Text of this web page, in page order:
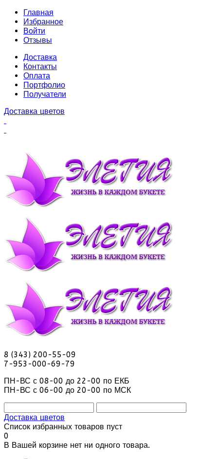
Главная
Избранное
Войти
Отзывы
Доставка
Контакты
Оплата
Портфолио
Получатели
Доставка цветов
8 (343) 200-55-09
7-953-000-69-79
ПН-ВС с 08-00 до 22-00 по ЕКБ
ПН-ВС с 06-00 до 20-00 по МСК
Доставка цветов
Список избранных товаров пуст
0
В Вашей корзине нет ни одного товара.